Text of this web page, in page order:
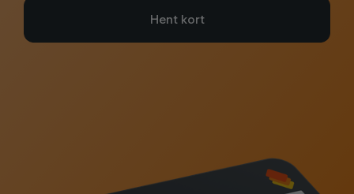
Hent kort